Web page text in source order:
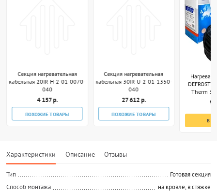
Секция нагревательная
кабельная 20IR-H-2-01-0070-
040
4 157 р.
ПОХОЖИЕ ТОВАРЫ
Секция нагревательная
кабельная 30IR-U-2-01-1350-
040
27 612 р.
ПОХОЖИЕ ТОВАРЫ
DEFROST
Therm
9
В
Характеристики Описание Отзывы
Тип
Готовая секция
Способ монтажа
на кровле, в стяжке